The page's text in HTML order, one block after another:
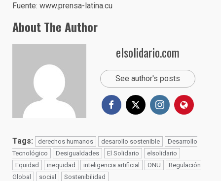
Fuente: www.prensa-latina.cu
About The Author
elsolidario.com
See author's posts
Tags: derechos humanos desarollo sostenible
Desarrollo
Tecnológico
Desigualdades El Solidario
elsolidario
Equidad
inequidad inteligencia artificial ONU
Regulación
Global
social Sostenibilidad